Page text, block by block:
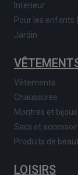
Intérieur
Pour les enfants
Jardin
Vêtements
Chaussures
Montres et bijoux
Sacs et
Produits de
LOISIRS